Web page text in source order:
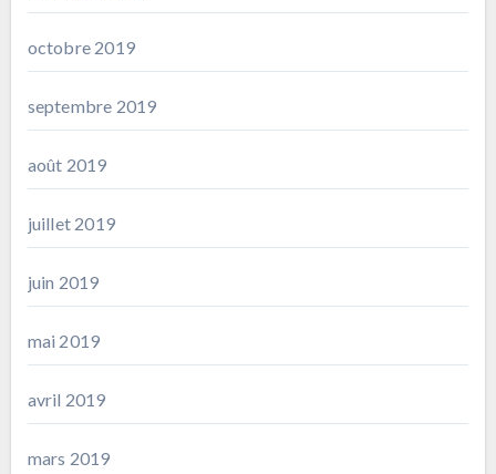
octobre 2019
septembre 2019
août 2019
juillet 2019
juin 2019
mai 2019
avril 2019
mars 2019